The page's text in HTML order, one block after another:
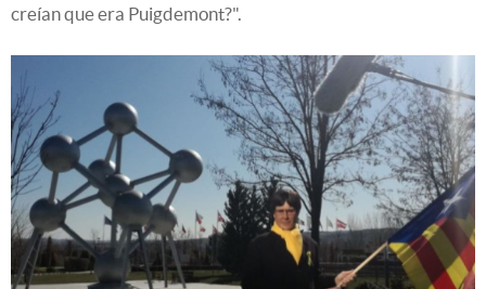
creían que era Puigdemont?".